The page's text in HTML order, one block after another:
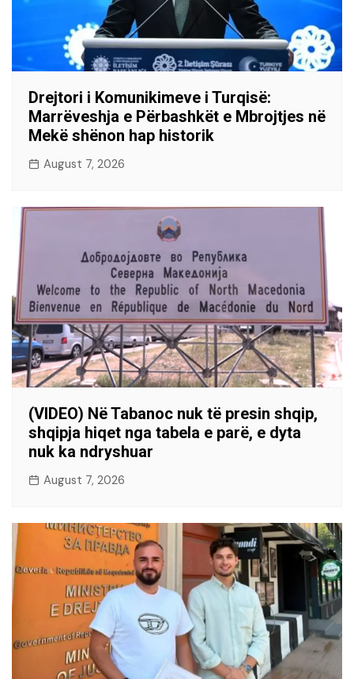
Drejtori i Komunikimeve i Turqisë:
Marrëveshja e Përbashkët e Mbrojtjes në
Mekë shënon hap historik
August 7, 2026
(VIDEO) Në Tabanoc nuk të presin shqip,
shqipja hiqet nga tabela e parë, e dyta
nuk ka ndryshuar
August 7, 2026